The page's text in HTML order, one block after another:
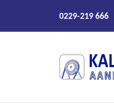
0229-219 666